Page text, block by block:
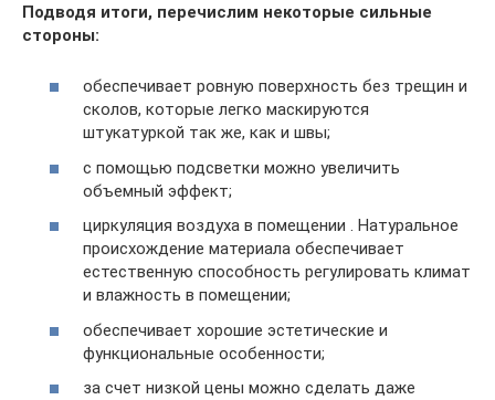
Подводя итоги, перечислим некоторые сильные
стороны:
обеспечивает ровную поверхность без трещин и
сколов, которые легко маскируются
штукатуркой так же, как и швы;
с помощью подсветки можно увеличить
объемный эффект;
циркуляция воздуха в помещении . Натуральное
происхождение материала обеспечивает
естественную способность регулировать климат
и влажность в помещении;
обеспечивает хорошие эстетические и
функциональные особенности;
за счет низкой цены можно сделать даже